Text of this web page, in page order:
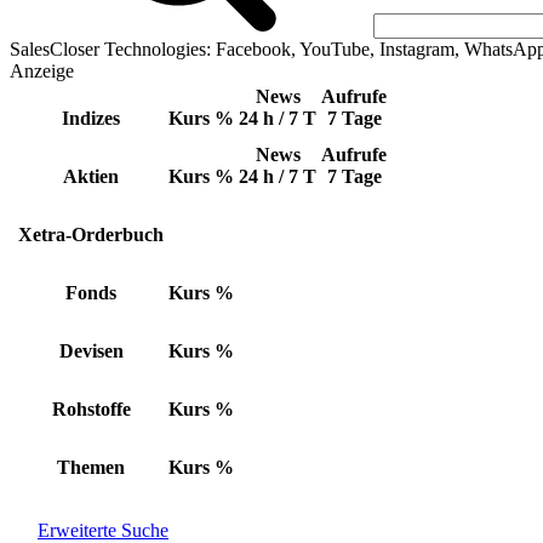
SalesCloser Technologies: Facebook, YouTube, Instagram,
Anzeige
Indizes Kurs %
News
24 h / 7 T
Aufrufe
7 Tage
Aktien Kurs %
News
24 h / 7 T
Aufrufe
7 Tage
Xetra-Orderbuch
Fonds Kurs %
Devisen Kurs %
Rohstoffe Kurs %
Themen Kurs %
Erweiterte Suche